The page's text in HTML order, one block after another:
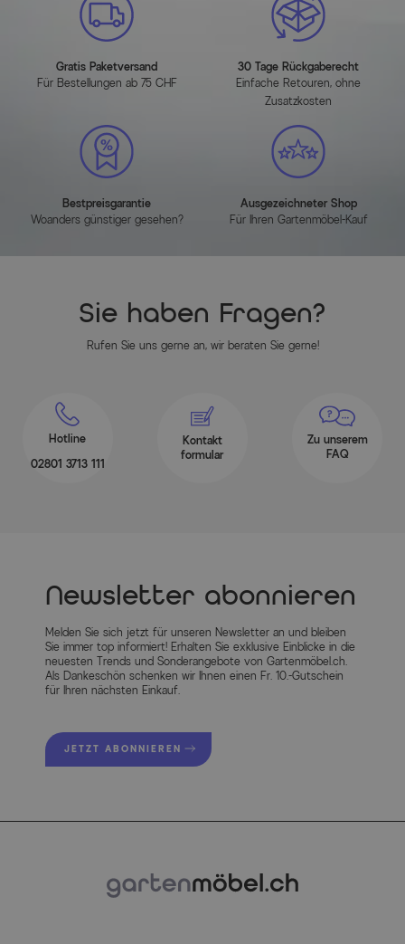
Hauptfarbe Hellgrau
Herstellerinformationen
Gratis Paketversand
Für Bestellungen ab 75 CHF
30 Tage Rückgaberecht
Einfache Retouren, ohne
Zusatzkosten
Bestpreisgarantie
Woanders günstiger gesehen?
Ausgezeichneter Shop
Für Ihren Gartenmöbel-Kauf
Sie haben Fragen?
Rufen Sie uns gerne an, wir beraten Sie gerne!
Hotline
02801 3713 111
Kontakt
formular
Zu unserem
FAQ
Newsletter abonnieren
Melden Sie sich jetzt für unseren Newsletter an und bleiben
Sie immer top informiert! Erhalten Sie exklusive Einblicke in die
neuesten Trends und Sonderangebote von Gartenmöbel.ch.
Als Dankeschön schenken wir Ihnen einen Fr. 10.-Gutschein
für Ihren nächsten Einkauf.
JETZT ABONNIEREN